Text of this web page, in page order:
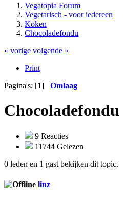
Vegatopia Forum
Vegetarisch - voor iedereen
Koken
Chocoladefondu
« vorige volgende »
Print
Pagina's: [1] Omlaag
Chocoladefondu
9 Reacties
11744 Gelezen
0 leden en 1 gast bekijken dit topic.
linz